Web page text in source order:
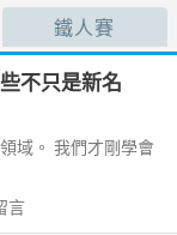
鐵人賽
不只是新名
域。 我們才剛學會
言